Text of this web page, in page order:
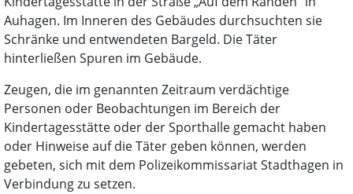
Auhagen. Im Inneren des Gebäudes durchsuchten sie
Schränke und entwendeten Bargeld. Die Täter
hinterließen Spuren im Gebäude.
Zeugen, die im genannten Zeitraum verdächtige
Personen oder Beobachtungen im Bereich der
Kindertagesstätte oder der Sporthalle gemacht haben
oder Hinweise auf die Täter geben können, werden
gebeten, sich mit dem Polizeikommissariat Stadthagen in
Verbindung zu setzen.